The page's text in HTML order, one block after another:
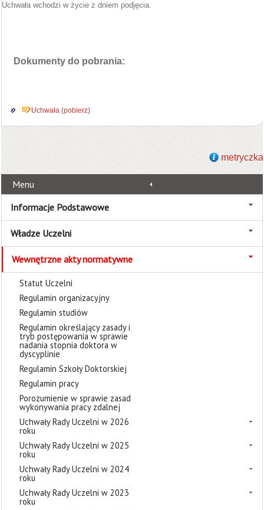
Uchwała wchodzi w życie z dniem podjęcia.
Dokumenty do pobrania:
Uchwała (pobierz)
metryczka
Menu
Informacje Podstawowe
Władze Uczelni
Wewnętrzne akty normatywne
Statut Uczelni
Regulamin organizacyjny
Regulamin studiów
Regulamin określający zasady i
tryb postępowania w sprawie
nadania stopnia doktora w
dyscyplinie
Regulamin Szkoły Doktorskiej
Regulamin pracy
Porozumienie w sprawie zasad
wykonywania pracy zdalnej
Uchwały Rady Uczelni w 2026
roku
Uchwały Rady Uczelni w 2025
roku
Uchwały Rady Uczelni w 2024
roku
Uchwały Rady Uczelni w 2023
roku